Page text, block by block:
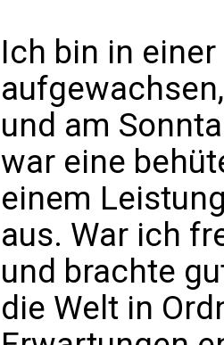
Ich bin in
und am
war eine
einem
aus. War ich
und brachte
die Welt in